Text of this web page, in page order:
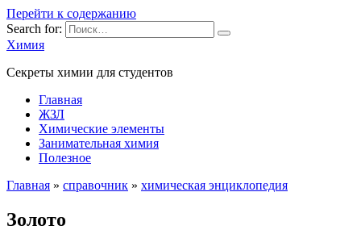
Перейти к содержанию
Search for:
Химия
Секреты химии для студентов
Главная
ЖЗЛ
Химические элементы
Занимательная химия
Полезное
Главная » справочник » химическая энциклопедия
Золото